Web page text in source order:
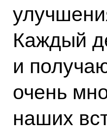
Каждый
и
очень
наших